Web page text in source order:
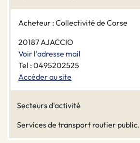
Acheteur : Collectivité de Corse
20187 AJACCIO
Voir l'adresse mail
Tel : 0495202525
Accéder au site
Secteurs d'activité
Services de transport routier public.